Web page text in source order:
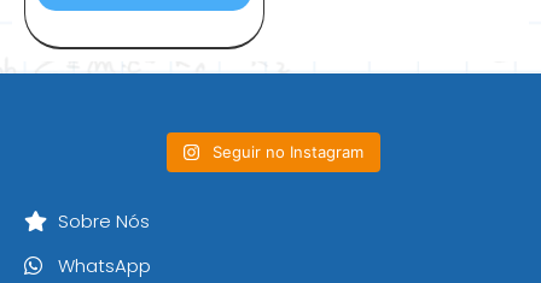
Sobre Nós
WhatsApp
Seguir no Instagram